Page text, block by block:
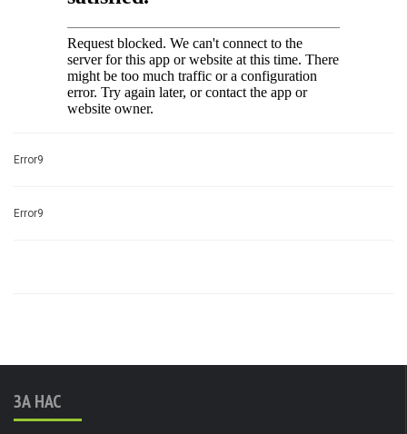
Error9
Error9
ЗА НАС